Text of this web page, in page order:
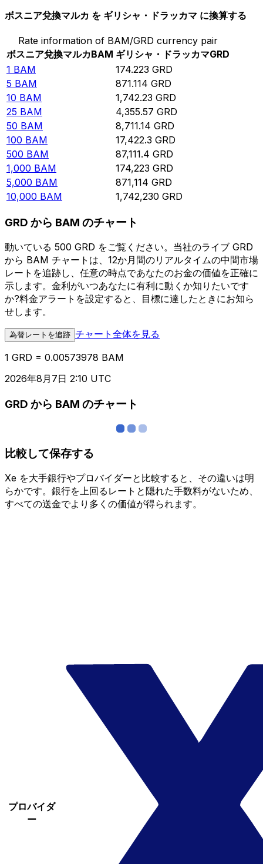
ボスニア兌換マルカ を ギリシャ・ドラッカマ に換算する
Rate information of BAM/GRD currency pair
ボスニア兌換マルカBAM ギリシャ・ドラッカマGRD
1 BAM 174.223 GRD
5 BAM 871.114 GRD
10 BAM 1,742.23 GRD
25 BAM 4,355.57 GRD
50 BAM 8,711.14 GRD
100 BAM 17,422.3 GRD
500 BAM 87,111.4 GRD
1,000 BAM 174,223 GRD
5,000 BAM 871,114 GRD
10,000 BAM 1,742,230 GRD
GRD から BAM のチャート
動いている 500 GRD をご覧ください。当社のライブ GRD
から BAM チャートは、12か月間のリアルタイムの中間市場
レートを追跡し、任意の時点であなたのお金の価値を正確に
示します。金利がいつあなたに有利に動くか知りたいです
か?料金アラートを設定すると、目標に達したときにお知ら
せします。
為替レートを追跡 チャート全体を見る
1 GRD = 0.00573978 BAM
2026年8月7日 2:10 UTC
GRD から BAM のチャート
比較して保存する
Xe を大手銀行やプロバイダーと比較すると、その違いは明
らかです。銀行を上回るレートと隠れた手数料がないため、
すべての送金でより多くの価値が得られます。
プロバイダ
ー